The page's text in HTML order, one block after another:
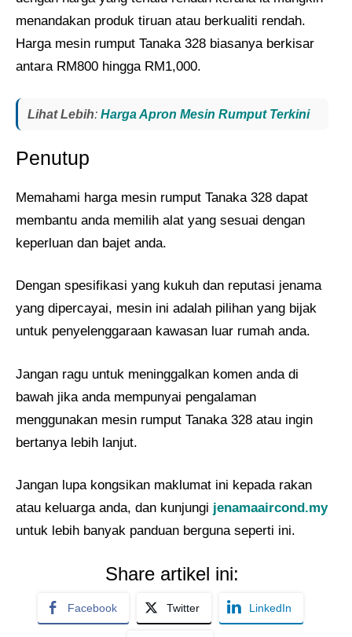
menandakan produk tiruan atau berkualiti rendah.
Harga mesin rumput Tanaka 328 biasanya berkisar
antara RM800 hingga RM1,000.
Lihat Lebih: Harga Apron Mesin Rumput Terkini
Penutup
Memahami harga mesin rumput Tanaka 328 dapat
membantu anda memilih alat yang sesuai dengan
keperluan dan bajet anda.
Dengan spesifikasi yang kukuh dan reputasi jenama
yang dipercayai, mesin ini adalah pilihan yang bijak
untuk penyelenggaraan kawasan luar rumah anda.
Jangan ragu untuk meninggalkan komen anda di
bawah jika anda mempunyai pengalaman
menggunakan mesin rumput Tanaka 328 atau ingin
bertanya lebih lanjut.
Jangan lupa kongsikan maklumat ini kepada rakan
atau keluarga anda, dan kunjungi jenamaaircond.my
untuk lebih banyak panduan berguna seperti ini.
Share artikel ini:
Facebook Twitter LinkedIn